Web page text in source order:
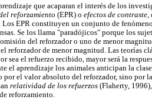
que acaparan el interés de los
reforzamiento (EPR) o efectos de contraste,
Los EPR constituyen un conjunto de
Se los llama "paradójicos" porque los
del reforzador o uno de menor
reforzador de menor magnitud. Las teorías
sea el refuerzo recibido, mayor será la
el aprendizaje los animales anticipan la
por el valor absoluto del reforzador, sino por
relatividad de los refuerzos (Flaherty,
reforzamiento.